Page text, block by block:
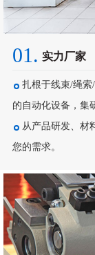
01. 实力厂家
扎根于线束/绳
的自动化设备，集
从产品研发、材
您的需求。